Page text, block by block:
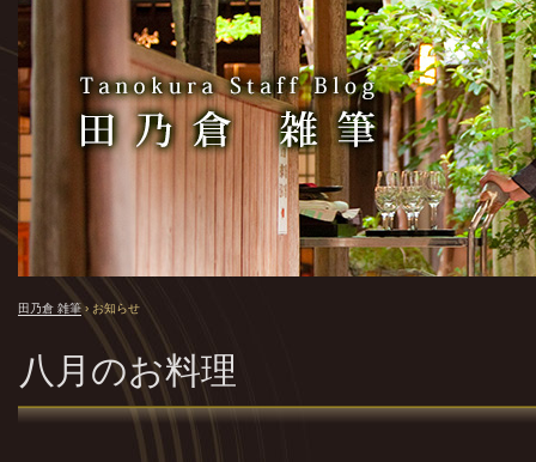
田乃倉 雑筆 › お知らせ
八月のお料理